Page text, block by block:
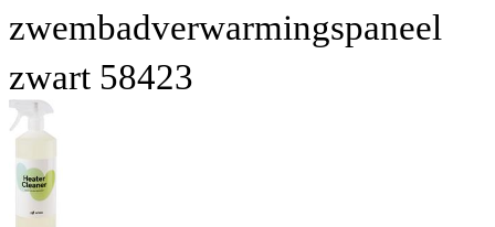
zwembadverwarmingspaneel
zwart 58423